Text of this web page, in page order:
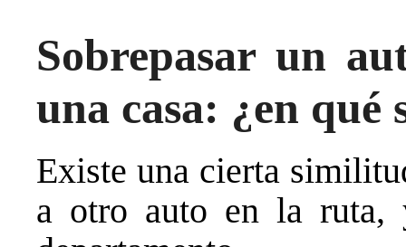
Sobrepasar un
una casa: ¿en qué
Existe una cierta
a otro auto en la ruta,